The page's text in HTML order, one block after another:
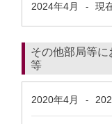
2024年4月 - 現
その他部局等
等
2020年4月 -